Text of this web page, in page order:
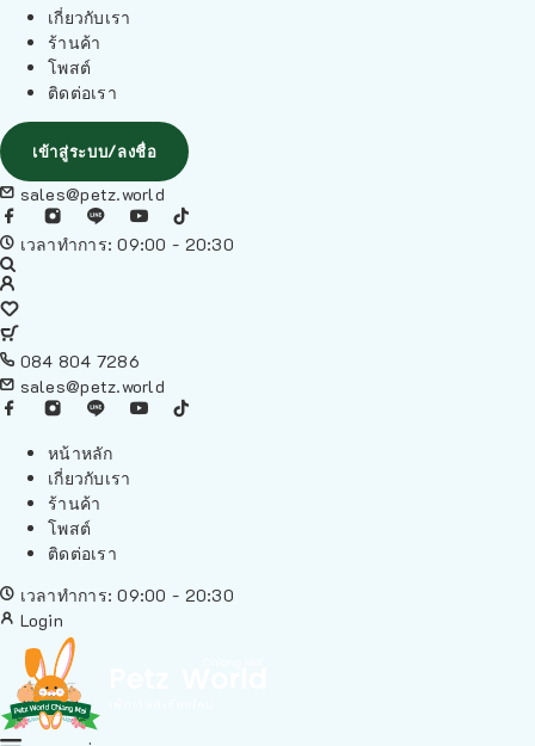
เกี่ยวกับเรา
ร้านค้า
โพสต์
ติดต่อเรา
เข้าสู่ระบบ/ลงชื่อ
sales@petz.world
เวลาทำการ: 09:00 - 20:30
084 804 7286
sales@petz.world
หน้าหลัก
เกี่ยวกับเรา
ร้านค้า
โพสต์
ติดต่อเรา
เวลาทำการ: 09:00 - 20:30
Login